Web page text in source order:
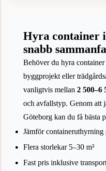
Hyra container
snabb
Behöver du hyra
byggprojekt eller
vanligtvis mellan 2 500–6
och avfallstyp. Genom att
Göteborg kan du få bästa
Jämför containeruthyrning
Flera storlekar 5–30 m³
Fast pris inklusive